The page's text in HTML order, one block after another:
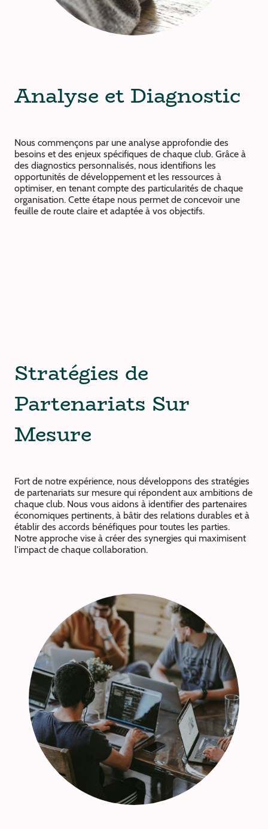
Analyse et Diagnostic
Nous commençons par une analyse approfondie des
besoins et des enjeux spécifiques de chaque club. Grâce à
des diagnostics personnalisés, nous identifions les
opportunités de développement et les ressources à
optimiser, en tenant compte des particularités de chaque
organisation. Cette étape nous permet de concevoir une
feuille de route claire et adaptée à vos objectifs.
Stratégies de
Partenariats Sur
Mesure
Fort de notre expérience, nous développons des stratégies
de partenariats sur mesure qui répondent aux ambitions de
chaque club. Nous vous aidons à identifier des partenaires
économiques pertinents, à bâtir des relations durables et à
établir des accords bénéfiques pour toutes les parties.
Notre approche vise à créer des synergies qui maximisent
l'impact de chaque collaboration.